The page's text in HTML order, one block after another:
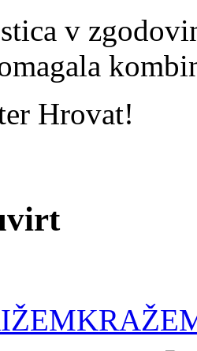
v
Hrovat!